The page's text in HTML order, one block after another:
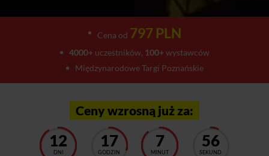
Cena od 797 PLN
4000+uczestników, 100+wystawców
Międzynarodowe Targi Poznańskie
Ceny wzrosną już za:
12
DNI
17
GODZIN
7
MINUT
52
SEKUND